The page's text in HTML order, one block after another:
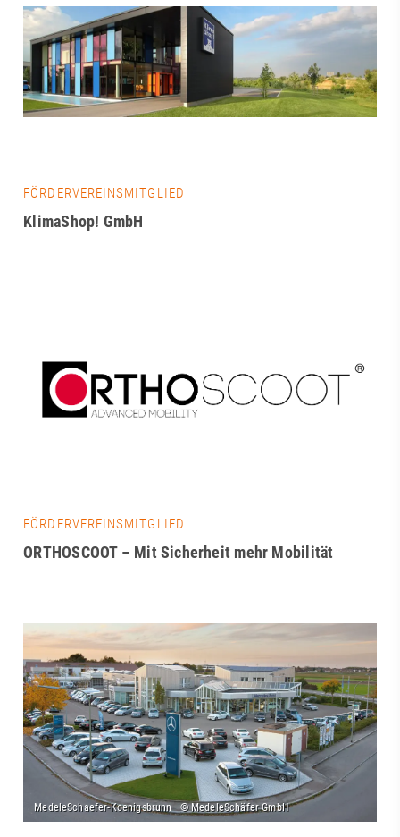
FÖRDERVEREINSMITGLIED
KlimaShop! GmbH
FÖRDERVEREINSMITGLIED
ORTHOSCOOT – Mit Sicherheit mehr Mobilität